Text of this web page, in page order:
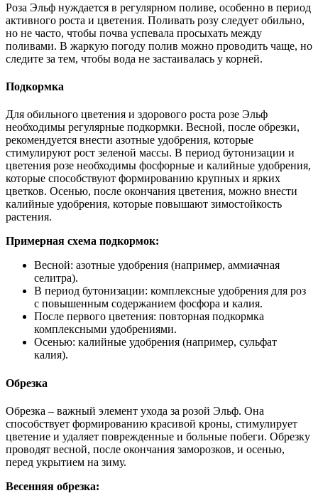
Роза Эльф нуждается в регулярном поливе, особенно в период
активного роста и цветения. Поливать розу следует обильно,
но не часто, чтобы почва успевала просыхать между
поливами. В жаркую погоду полив можно проводить чаще, но
следите за тем, чтобы вода не застаивалась у корней.
Подкормка
Для обильного цветения и здорового роста розе Эльф
необходимы регулярные подкормки. Весной, после обрезки,
рекомендуется внести азотные удобрения, которые
стимулируют рост зеленой массы. В период бутонизации и
цветения розе необходимы фосфорные и калийные удобрения,
которые способствуют формированию крупных и ярких
цветков. Осенью, после окончания цветения, можно внести
калийные удобрения, которые повышают зимостойкость
растения.
Примерная схема подкормок:
Весной: азотные удобрения (например, аммиачная
селитра).
В период бутонизации: комплексные удобрения для роз
с повышенным содержанием фосфора и калия.
После первого цветения: повторная подкормка
комплексными удобрениями.
Осенью: калийные удобрения (например, сульфат
калия).
Обрезка
Обрезка – важный элемент ухода за розой Эльф. Она
способствует формированию красивой кроны, стимулирует
цветение и удаляет поврежденные и больные побеги. Обрезку
проводят весной, после окончания заморозков, и осенью,
перед укрытием на зиму.
Весенняя обрезка: